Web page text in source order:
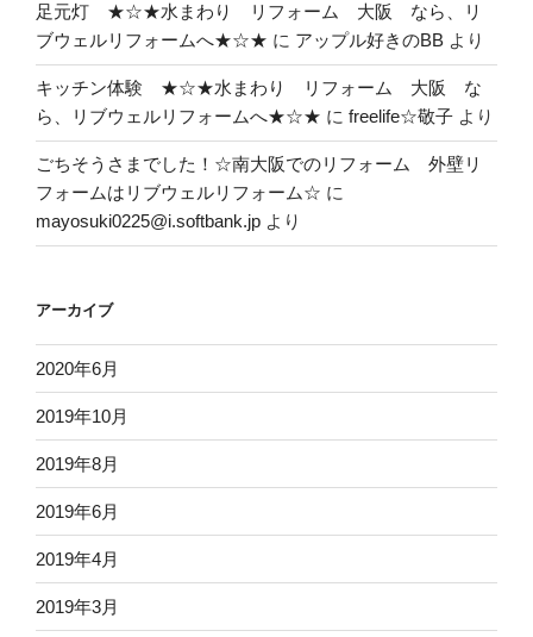
足元灯 ★☆★水まわり リフォーム 大阪 なら、リ
ブウェルリフォームへ★☆★ に アップル好きのBB より
キッチン体験 ★☆★水まわり リフォーム 大阪 な
ら、リブウェルリフォームへ★☆★ に freelife☆敬子 より
ごちそうさまでした！☆南大阪でのリフォーム 外壁リ
フォームはリブウェルリフォーム☆ に
mayosuki0225@i.softbank.jp より
アーカイブ
2020年6月
2019年10月
2019年8月
2019年6月
2019年4月
2019年3月